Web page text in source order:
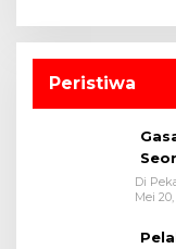
Peristiwa
Di
Mei